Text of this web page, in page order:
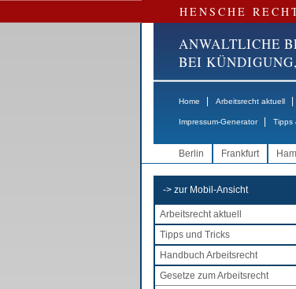
HENSCHE
ANWALTLICHE
BEI
Home Arbeitsrecht aktuell
Impressum-Generator Tipps
Berlin Frankfurt
-> zur Mobil-Ansicht
Arbeitsrecht aktuell
Tipps und Tricks
Handbuch Arbeitsrecht
Gesetze zum Arbeitsrecht